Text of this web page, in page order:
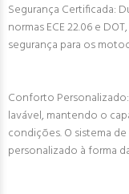
Segurança Certificada:
normas ECE 22.06 e
segurança para os
Conforto
lavável, mantendo o
condições. O sistema
personalizado à forma